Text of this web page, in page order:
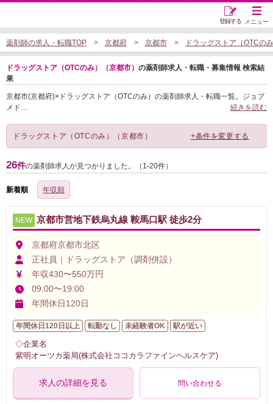
メニュー
登録する
薬剤師の求人・転職TOP 京都府 京都市 ドラッグストア（OTCの
ドラッグストア（OTCのみ）（京都市） の薬剤師求人・転職・募集情報 検索結
果
京都市(京都府)×ドラッグストア（OTCのみ）の薬剤師求人・転職一覧。ジョブ
メド… 続きを読む
ドラッグストア（OTCのみ）（京都市） +条件を変更する
26件の薬剤師求人が見つかりました。（1-20件）
新着順 年収順
NEW 京都市営地下鉄烏丸線 鞍馬口駅 徒歩2分
京都府京都市北区
正社員｜ドラッグストア（調剤併設）
年収430〜550万円
09:00〜19:00
年間休日120日
年間休日120日以上 転勤なし 未経験者OK 駅が近い
◇企業名
紫明オーツカ薬局(株式会社ココカラファインヘルスケア)
求人の詳細を見る 問い合わせる